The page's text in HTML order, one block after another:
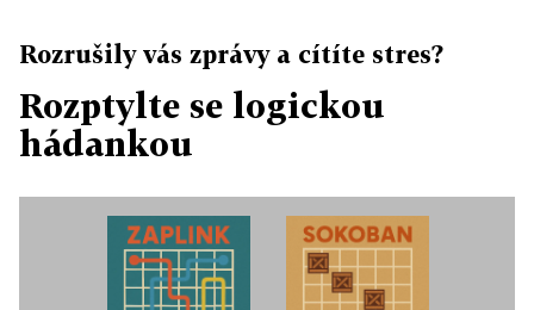
Rozrušily vás zprávy a cítíte stres?
Rozptylte se logickou
hádankou